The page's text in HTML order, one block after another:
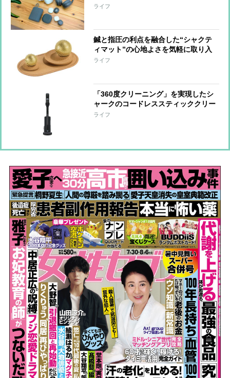
をひと足先に体験
ライフ
鍼と指圧の利点を融合した“シャクテ
ィマット”の心地よさを気軽に取り入
れられる『ワンダーボール セット』
ライフ
「360度クリーニング」を実現したシ
ャークのコードレススティッククリー
ナー 強い吸引力とヘッドの密着性で
ライフ